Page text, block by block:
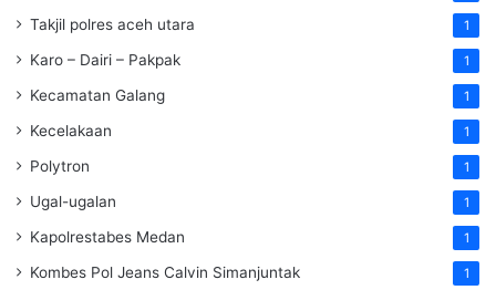
Takjil polres aceh utara 1
Karo – Dairi – Pakpak 1
Kecamatan Galang 1
Kecelakaan 1
Polytron 1
Ugal-ugalan 1
Kapolrestabes Medan 1
Kombes Pol Jeans Calvin Simanjuntak 1